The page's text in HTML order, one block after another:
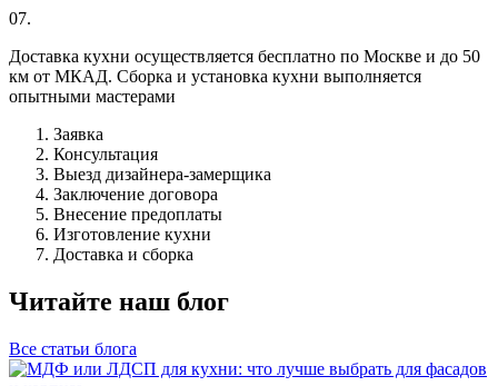
07.
Доставка кухни осуществляется бесплатно по Москве и до 50
км от МКАД. Сборка и установка кухни выполняется
опытными мастерами
Заявка
Консультация
Выезд дизайнера-замерщика
Заключение договора
Внесение предоплаты
Изготовление кухни
Доставка и сборка
Читайте наш блог
Все статьи блога